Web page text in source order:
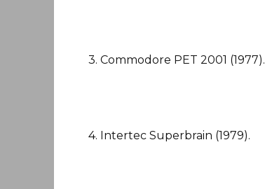
3. Commodore PET 2001 (1977).
4. Intertec Superbrain (1979).